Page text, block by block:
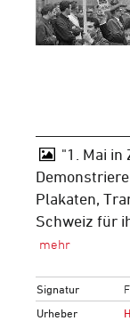
"1. Mai in
Plakaten,
Schweiz für
Signatur
Urheber